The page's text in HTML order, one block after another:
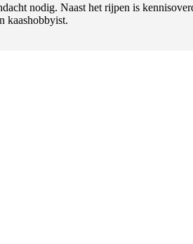
nodig. Naast het rijpen is
kaashobbyist.